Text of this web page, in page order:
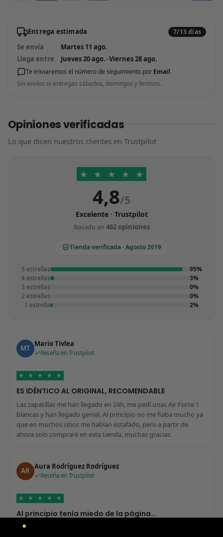
Entrega estimada 7/13 días
Se envía
Martes 11 ago.
Llega entre
Jueves 20 ago.–Viernes 28 ago.
Te enviaremos el número de seguimiento por Email.
Sin envíos ni entregas sábados, domingos y festivos.
Opiniones verificadas
Lo que dicen nuestros clientes en Trustpilot
★ ★ ★ ★ ★
4,8/5
Excelente · Trustpilot
Basado en 462 opiniones
Tienda verificada · Agosto 2019
5 estrellas
95%
4 estrellas
3%
3 estrellas
0%
2 estrellas
0%
1 estrella
2%
MT Mario Tivlea
Reseña en Trustpilot
★ ★ ★ ★ ★
ES IDÉNTICO AL ORIGINAL, RECOMENDABLE
Las zapatillas me han llegado en 24h, me pedí unas Air Force 1
blancas y han llegado genial. Al principio no me fiaba mucho ya
que en muchos sitios me habían estafado, pero a partir de
ahora solo compraré en esta tienda, muchas gracias.
AR Aura Rodríguez Rodríguez
Reseña en Trustpilot
★ ★ ★ ★ ★
Al principio tenía miedo de la página…
Al principio tenía miedo de la página por si era una estafa, pero